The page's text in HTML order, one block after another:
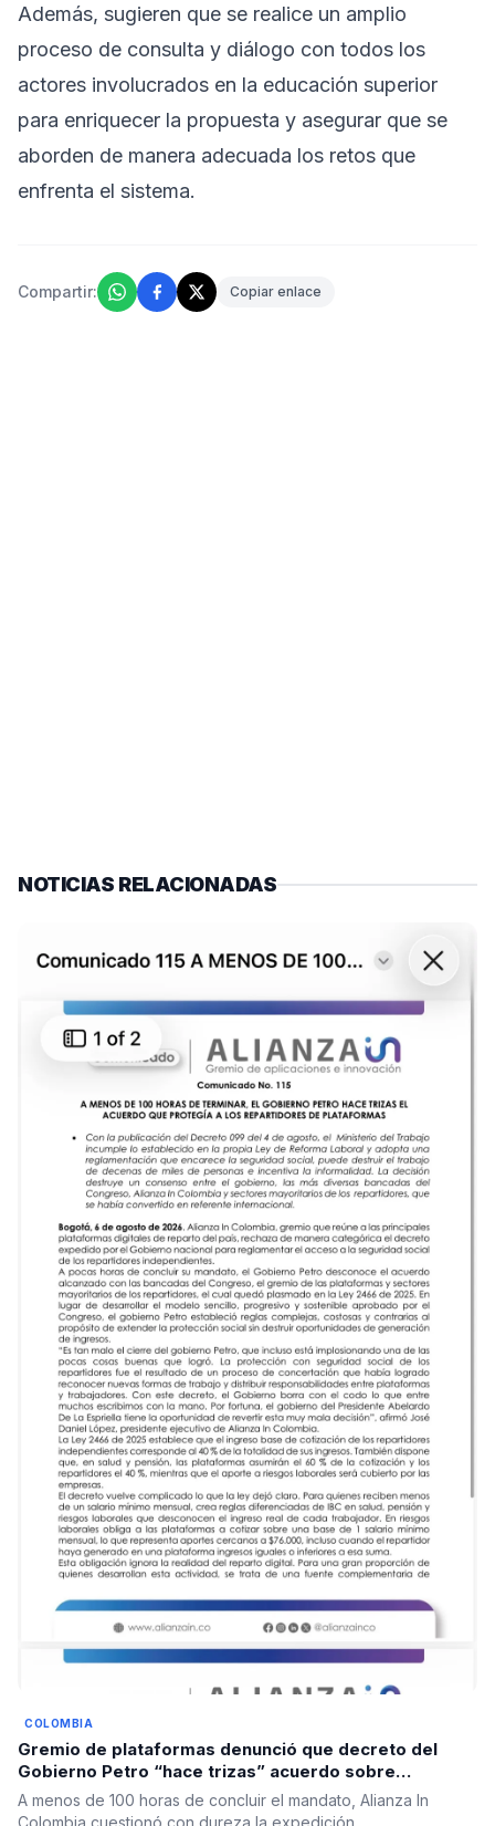
Además, sugieren que se realice un amplio
proceso de consulta y diálogo con todos los
actores involucrados en la educación superior
para enriquecer la propuesta y asegurar que se
aborden de manera adecuada los retos que
enfrenta el sistema.
Compartir: Copiar enlace
NOTICIAS RELACIONADAS
COLOMBIA
Gremio de plataformas denunció que decreto del
Gobierno Petro “hace trizas” acuerdo sobre
seguridad social de repartidores
A menos de 100 horas de concluir el mandato, Alianza In
Colombia cuestionó con dureza la expedición…